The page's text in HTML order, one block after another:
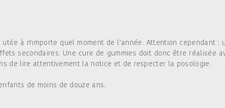
à n’importe quel moment de l’année. Attention cependant :
secondaires. Une cure de gummies doit donc être réalisée
de lire attentivement la notice et de respecter la posologie.
de moins de douze ans.